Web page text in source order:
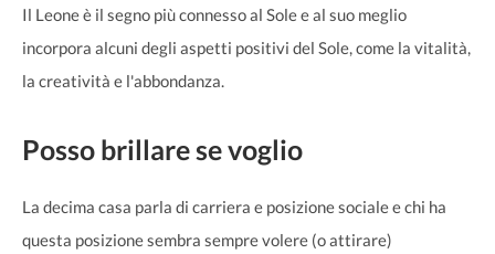
Il Leone è il segno più connesso al Sole e al suo meglio
incorpora alcuni degli aspetti positivi del Sole, come la vitalità,
la creatività e l'abbondanza.
Posso brillare se voglio
La decima casa parla di carriera e posizione sociale e chi ha
questa posizione sembra sempre volere (o attirare)